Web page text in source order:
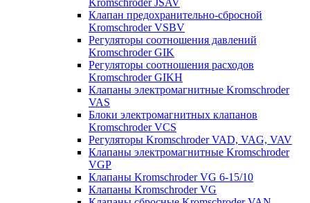
Kromschroder JSAV
Клапан предохранительно-сбросной
Kromschroder VSBV
Регуляторы соотношения давлений
Kromschroder GIK
Регуляторы соотношения расходов
Kromschroder GIKH
Клапаны электромагнитные Kromschroder
VAS
Блоки электромагнитных клапанов
Kromschroder VCS
Регуляторы Kromschroder VAD, VAG, VAV
Клапаны электромагнитные Kromschroder
VGP
Клапаны Kromschroder VG 6-15/10
Клапаны Kromschroder VG